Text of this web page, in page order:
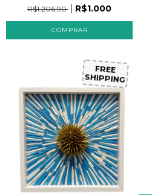
R$1.206,90
R$1.000
F
R
E
E
S
H
IP
P
IN
G